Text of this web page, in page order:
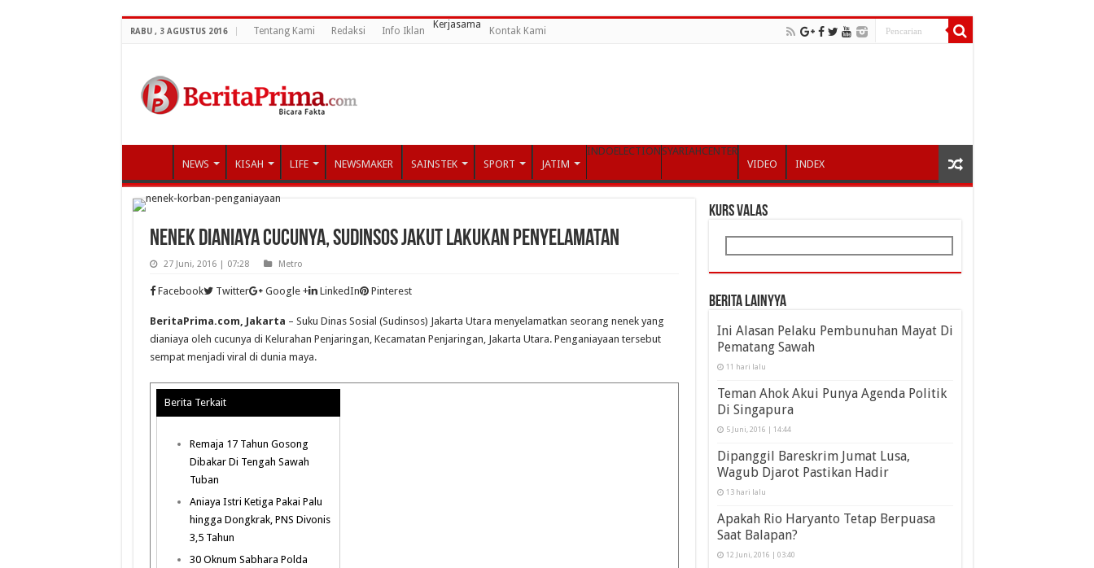
RABU , 3 AGUSTUS 2016 Tentang Kami Redaksi Info Iklan
Kerjasama
Kontak Kami
NEWS KISAH LIFE NEWSMAKER SAINSTEK SPORT JATIM
INDOELECTION SYARIAHCENTER
VIDEO
INDEX
Nenek Dianiaya Cucunya, Sudinsos Jakut Lakukan Penyelamatan
27 Juni, 2016 | 07:28 Metro
Facebook Twitter Google + LinkedIn Pinterest
BeritaPrima.com, Jakarta – Suku Dinas Sosial (Sudinsos) Jakarta Utara menyelamatkan seorang nenek yang
dianiaya oleh cucunya di Kelurahan Penjaringan, Kecamatan Penjaringan, Jakarta Utara. Penganiayaan tersebut
sempat menjadi viral di dunia maya.
Berita Terkait
Remaja 17 Tahun Gosong
Dibakar Di Tengah Sawah
Tuban
Aniaya Istri Ketiga Pakai Palu
hingga Dongkrak, PNS Divonis
3,5 Tahun
30 Oknum Sabhara Polda
KURS VALAS
Berita Lainyya
Ini Alasan Pelaku Pembunuhan Mayat Di
Pematang Sawah
11 hari lalu
Teman Ahok Akui Punya Agenda Politik
Di Singapura
5 Juni, 2016 | 14:44
Dipanggil Bareskrim Jumat Lusa,
Wagub Djarot Pastikan Hadir
13 hari lalu
Apakah Rio Haryanto Tetap Berpuasa
Saat Balapan?
12 Juni, 2016 | 03:40